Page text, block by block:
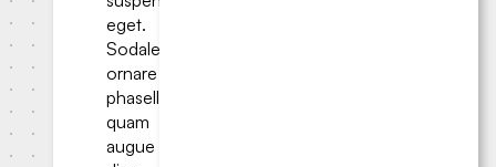
eget.
Sodales
ornare
phasellus
quam
augue